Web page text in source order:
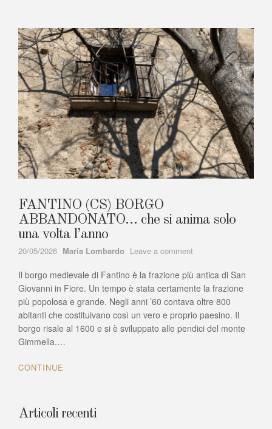
FANTINO (CS) BORGO
ABBANDONATO… che si anima solo
una volta l’anno
20/05/2026 Author
Maria Lombardo Leave a comment
(CS)
BORGO
ABBANDONATO…
che
si
anima
Il borgo medievale di Fantino è la frazione più antica di San
Giovanni in Fiore. Un tempo è stata certamente la frazione
più popolosa e grande. Negli anni ’60 contava oltre 800
abitanti che costituivano così un vero e proprio paesino. Il
borgo risale al 1600 e si è sviluppato alle pendici del monte
Gimmella.…
CONTINUE
Articoli recenti